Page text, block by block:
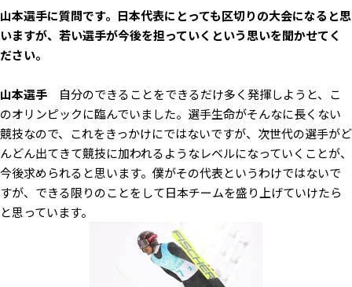
――山本選手に質問です。日本代表にとっても区切りの大会になると思
いますが、若い選手が今後を担っていくという思いを聞かせてく
ださい。
山本選手 自分のできることをできるだけ多く発揮しようと、こ
のオリンピックに臨んでいました。選手生命がそんなに長くない
競技なので、これをきっかけにではないですが、次世代の選手がど
んどん出てきて競技に加われるようなレベルになっていくことが、
今後求められると思います。僕がその代表というわけではないで
すが、できる限りのことをして日本チームを盛り上げていけたら
と思っています。